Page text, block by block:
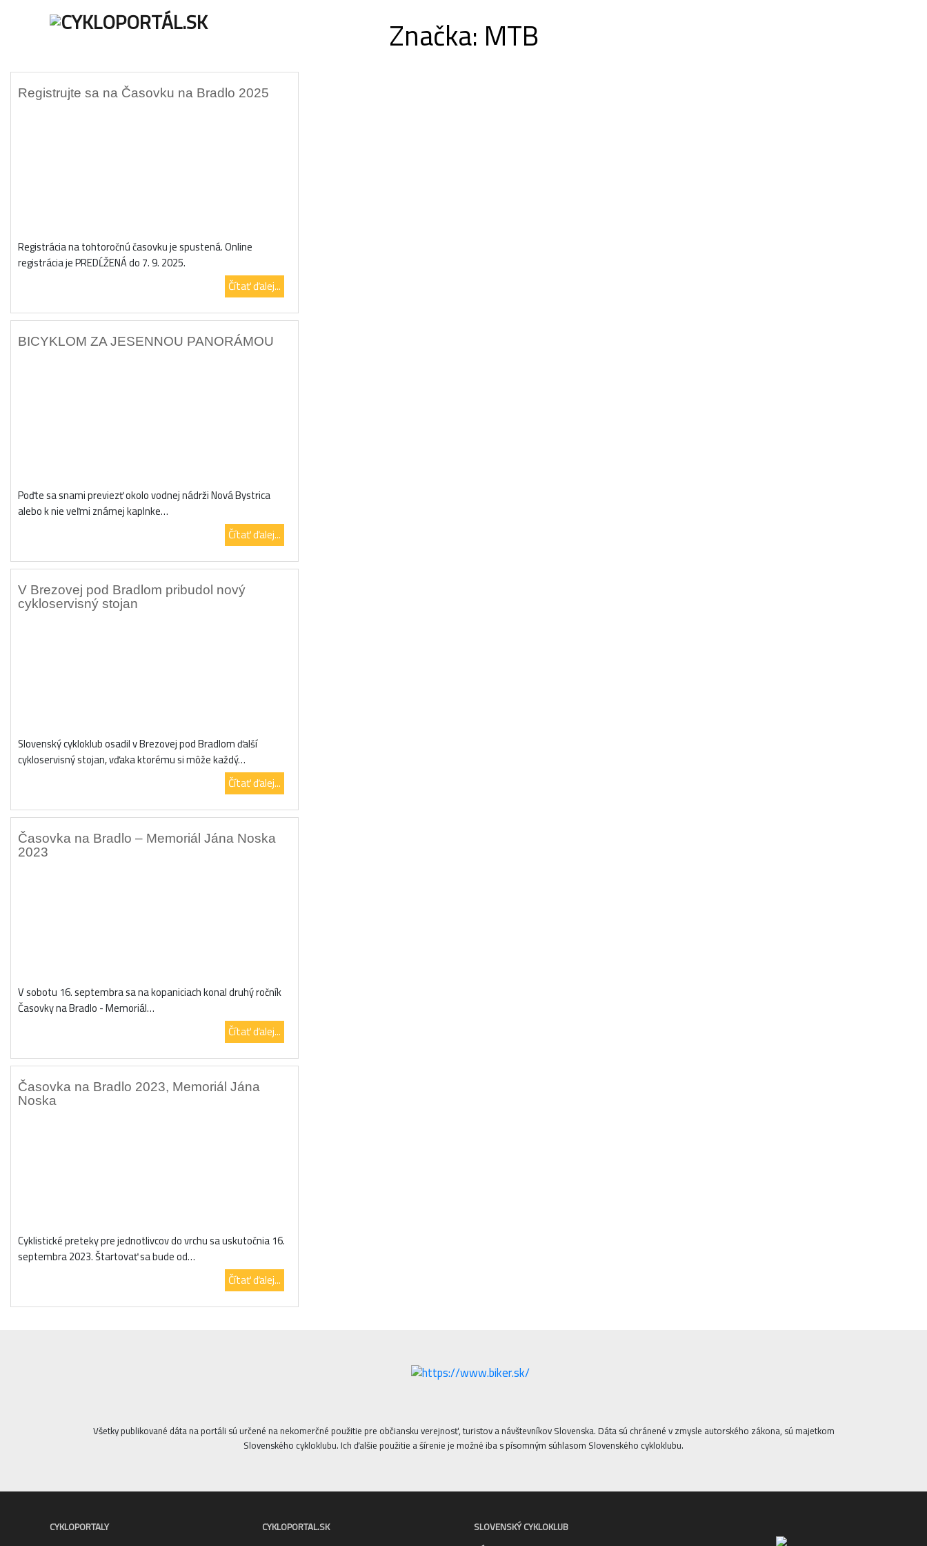
Značka:MTB
Registrujte sa na Časovku na Bradlo 2025
Registrácia na tohtoročnú časovku je spustená. Online
registrácia je PREDĹŽENÁ do 7. 9. 2025.
Čítať ďalej...
BICYKLOM ZA JESENNOU PANORÁMOU
Poďte sa snami previezť okolo vodnej nádrži Nová Bystrica
alebo k nie veľmi známej kaplnke…
Čítať ďalej...
V Brezovej pod Bradlom pribudol nový
cykloservisný stojan
Slovenský cykloklub osadil v Brezovej pod Bradlom ďalší
cykloservisný stojan, vďaka ktorému si môže každý…
Čítať ďalej...
Časovka na Bradlo – Memoriál Jána Noska
2023
V sobotu 16. septembra sa na kopaniciach konal druhý ročník
Časovky na Bradlo - Memoriál…
Čítať ďalej...
Časovka na Bradlo 2023, Memoriál Jána
Noska
Cyklistické preteky pre jednotlivcov do vrchu sa uskutočnia 16.
septembra 2023. Štartovať sa bude od…
Čítať ďalej...
Všetky publikované dáta na portáli sú určené na nekomerčné použitie pre občiansku verejnosť, turistov a návštevníkov Slovenska. Dáta sú chránené v zmysle autorského zákona, sú majetkom
Slovenského cykloklubu. Ich ďalšie použitie a šírenie je možné iba s písomným súhlasom Slovenského cykloklubu.
CYKLOPORTALY
CYKLOPORTAL.SK
SLOVENSKÝ CYKLOKLUB